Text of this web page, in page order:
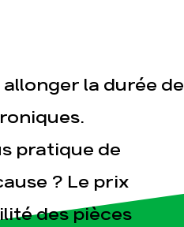
la durée de
pratique de
? Le prix
des pièces